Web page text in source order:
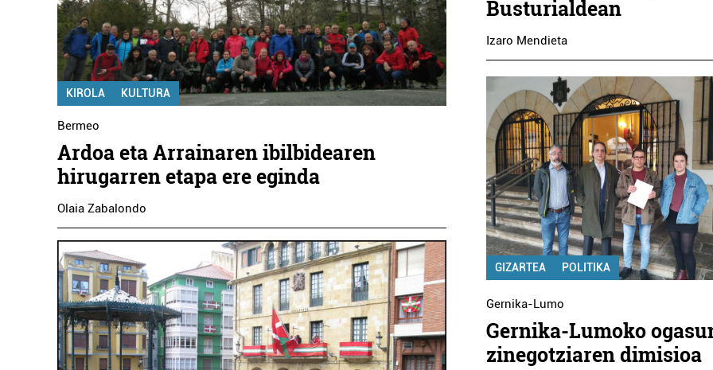
KIROLA KULTURA
Bermeo
Ardoa eta Arrainaren ibilbidearen
hirugarren etapa ere eginda
Olaia Zabalondo
Busturialdean
Izaro Mendieta
GIZARTEA POLITIKA
Gernika-Lumo
Gernika-Lumoko
zinegotziaren dimisioa